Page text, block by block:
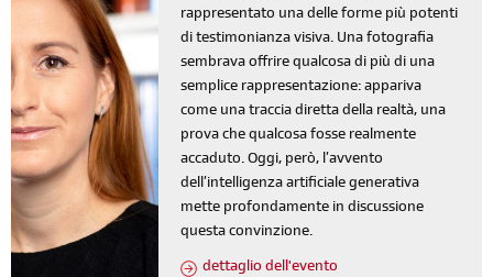
rappresentato una delle forme più potenti
di testimonianza visiva. Una fotografia
sembrava offrire qualcosa di più di una
semplice rappresentazione: appariva
come una traccia diretta della realtà, una
prova che qualcosa fosse realmente
accaduto. Oggi, però, l’avvento
dell’intelligenza artificiale generativa
mette profondamente in discussione
questa convinzione.
dettaglio dell'evento